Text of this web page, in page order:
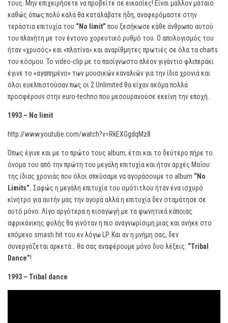
τους. Μην επιχειρήσετε να προβείτε σε εικασίες! Είναι μάλλον μάταιο
καθώς όπως πολύ καλά θα καταλάβατε ήδη, αναφερόμαστε στην
τεράστια επιτυχία του “No limit”που ξεσήκωσε κάθε άνθρωπο αυτού
του πλανήτη με τον έντονο χορευτικό ρυθμό του. Ο απολογισμός του
ήταν «χρυσός» και «πλατίνα» και αναρίθμητες πρωτιές σε όλα τα charts
του κόσμου. Το video-clip με το πασίγνωστο πλέον γιγάντιο φλιπεράκι
έγινε το «αγαπημένο» των μουσικών καναλιών για την ίδια χρονιά και
όλοι ευελπιστούσαν πως οι 2 Unlimited θα είχαν ακόμα πολλά
προσφέρουν στην euro-techno που μεσουρανούσε εκείνη την εποχή.
1993 – No limit
http://www.youtube.com/watch?v=RkEXGgdqMz8
Όπως έγινε και με το πρώτο τους album, έτσι και το δεύτερο πήρε το
όνομα του από την πρώτη του μεγάλη επιτυχία και ήταν αρχές Μαΐου
της ίδιας χρονιάς που όλοι σπεύσαμε να αγοράσουμε το album “No
Limits”. Σαφώς η μεγάλη επιτυχία του ομότιτλου ήταν ένα ισχυρό
κίνητρο για αυτήν μας την αγορά αλλά η επιτυχία δεν σταμάτησε σε
αυτό μόνο. Λίγο αργότερα η εισαγωγή με τα φωνητικά κάποιας
αφρικάνικης φυλής θα γινόταν η πιο αναγνωρίσιμη μιας και ανήκε στο
επόμενο smash hit του εν λόγω LP. Και αν η μνήμη σας, δεν
συνεργάζεται αρκετά… θα σας αναφέρουμε μόνο δυο λέξεις: “Tribal
Dance”!
1993 – Tribal dance